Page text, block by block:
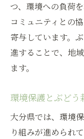
つ、環境への負荷
コミュニティとの
寄与しています。
進することで、地
ます。
環境保護とぶどう
大分県では、環境
り組みが進められ